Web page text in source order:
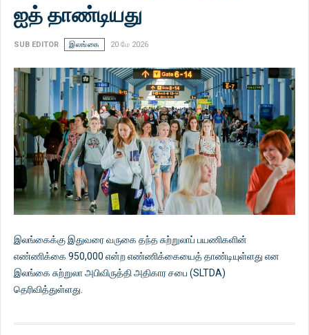
ஐத் தாண்டியது
SUB EDITOR இலங்கை 20 மே 2026
இலங்கைக்கு இதுவரை வருகை தந்த சுற்றுலாப் பயணிகளின்
எண்ணிக்கை 950,000 என்ற எண்ணிக்கையைத் தாண்டியுள்ளது என
இலங்கை சுற்றுலா அபிவிருத்தி அதிகார சபை (SLTDA)
தெரிவித்துள்ளது.